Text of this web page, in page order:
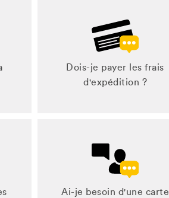
Dois-je payer les frais
d'expédition ?
Ai-je besoin d'une carte